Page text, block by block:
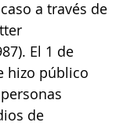
a través de
El 1 de
hizo público
de